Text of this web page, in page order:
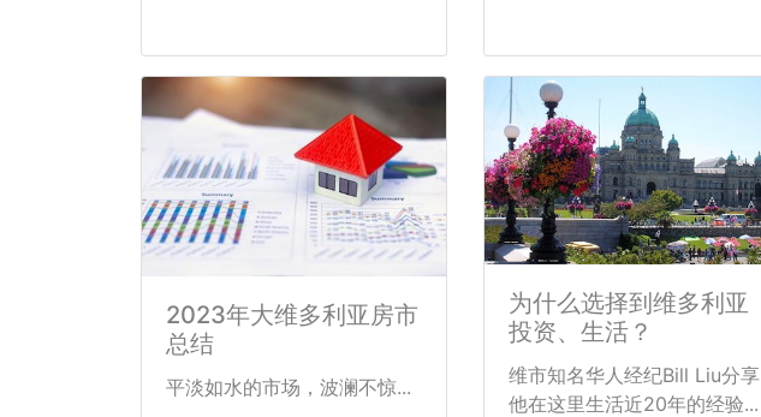
2023年大维多利亚房市
总结
平淡如水的市场，波澜不惊...
为什么选择到维多利亚
投资、生活？
维市知名华人经纪Bill Liu分享
他在这里生活近20年的经验...